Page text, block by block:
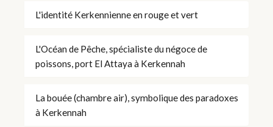
L'identité Kerkennienne en rouge et vert
L'Océan de Pêche, spécialiste du négoce de
poissons, port El Attaya à Kerkennah
La bouée (chambre air), symbolique des paradoxes
à Kerkennah